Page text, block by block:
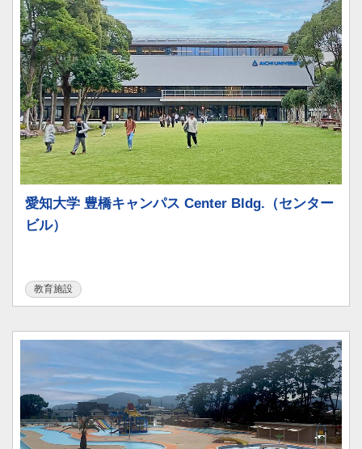
愛知大学 豊橋キャンパス Center Bldg.（センター
ビル）
教育施設